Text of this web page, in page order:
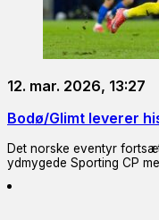
12. mar. 2026, 13:27
Bodø/Glimt leverer
Det norske eventyr
ydmygede Sporting CP